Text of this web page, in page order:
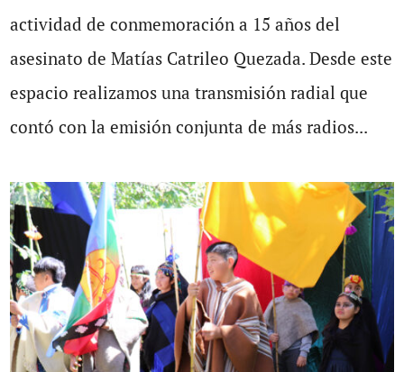
actividad de conmemoración a 15 años del
asesinato de Matías Catrileo Quezada. Desde este
espacio realizamos una transmisión radial que
contó con la emisión conjunta de más radios...